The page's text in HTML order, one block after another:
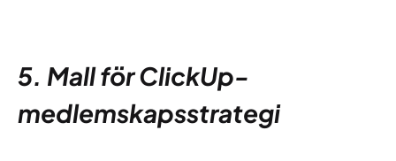
5. Mall för ClickUp-
medlemskapsstrategi